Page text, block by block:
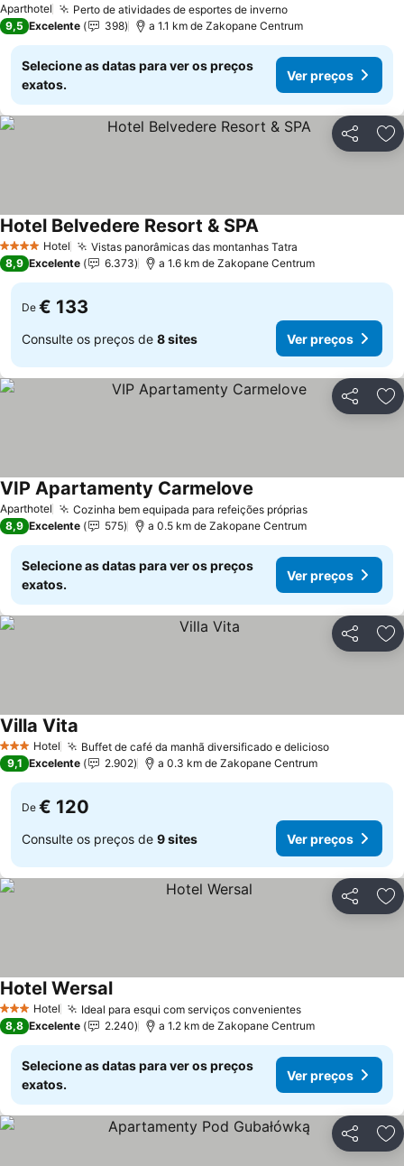
Aparthotel
Perto de atividades de esportes de inverno
9,5 Excelente 398 a 1.1 km de Zakopane Centrum
Selecione as datas para ver os preços
exatos.
Ver preços
Partilhar
4 EstrelasHotel Vistas panorâmicas das montanhas Tatra
Hotel Belvedere Resort & SPA
8,9 Excelente 6.373 a 1.6 km de Zakopane Centrum
De € 133
Consulte os preços de 8 sites Ver preços
Partilhar
Aparthotel Cozinha bem equipada para refeições próprias
VIP Apartamenty Carmelove
8,9 Excelente 575 a 0.5 km de Zakopane Centrum
Selecione as datas para ver os preços
exatos.
Ver preços
Partilhar
3 EstrelasHotel Buffet de café da manhã diversificado e delicioso
Villa Vita
9,1 Excelente 2.902 a 0.3 km de Zakopane Centrum
De € 120
Consulte os preços de 9 sites Ver preços
Partilhar
3 EstrelasHotel Ideal para esqui com serviços convenientes
Hotel Wersal
8,8 Excelente 2.240 a 1.2 km de Zakopane Centrum
Selecione as datas para ver os preços
exatos.
Ver preços
Partilhar